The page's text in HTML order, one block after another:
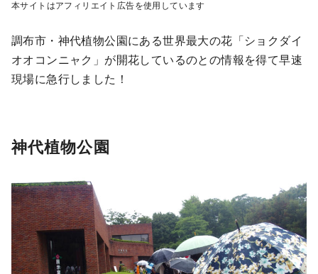
本サイトはアフィリエイト広告を使用しています
調布市・神代植物公園にある世界最大の花「ショクダイ
オオコンニャク」が開花しているのとの情報を得て早速
現場に急行しました！
神代植物公園